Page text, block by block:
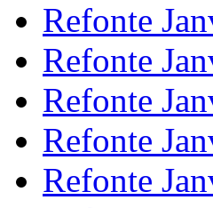
Refonte
Refonte
Refonte
Refonte
Refonte